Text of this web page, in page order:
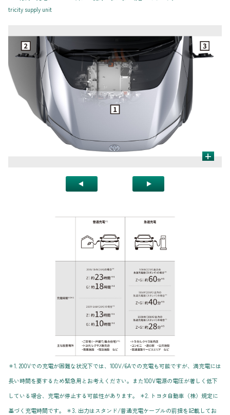
tricity supply unit
+
＊1. 200Vでの充電が困難な状況下では、100V/6Aでの充電も可能ですが、満充電には
長い時間を要するため緊急用とお考えください。また100V電源の電圧が著しく低下
している場合、充電が停止する可能性があります。 ＊2. トヨタ自動車（株）規定に
基づく充電時間です。 ＊3. 出力はスタンド/普通充電ケーブルの前提を記載してお